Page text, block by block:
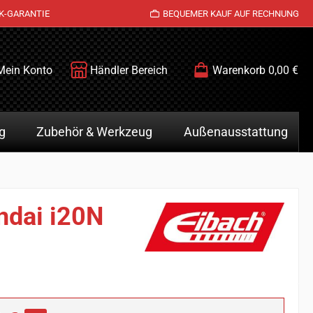
GARANTIE BEQUEMER KAUF AUF RECHNUNG
Konto Händler Bereich Warenkorb 0,00 €
Zubehör & Werkzeug Außenausstattung
i20N